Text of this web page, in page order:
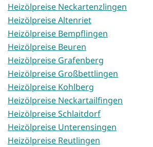
Heizölpreise Neckartenzlingen
Heizölpreise Altenriet
Heizölpreise Bempflingen
Heizölpreise Beuren
Heizölpreise Grafenberg
Heizölpreise Großbettlingen
Heizölpreise Kohlberg
Heizölpreise Neckartailfingen
Heizölpreise Schlaitdorf
Heizölpreise Unterensingen
Heizölpreise Reutlingen